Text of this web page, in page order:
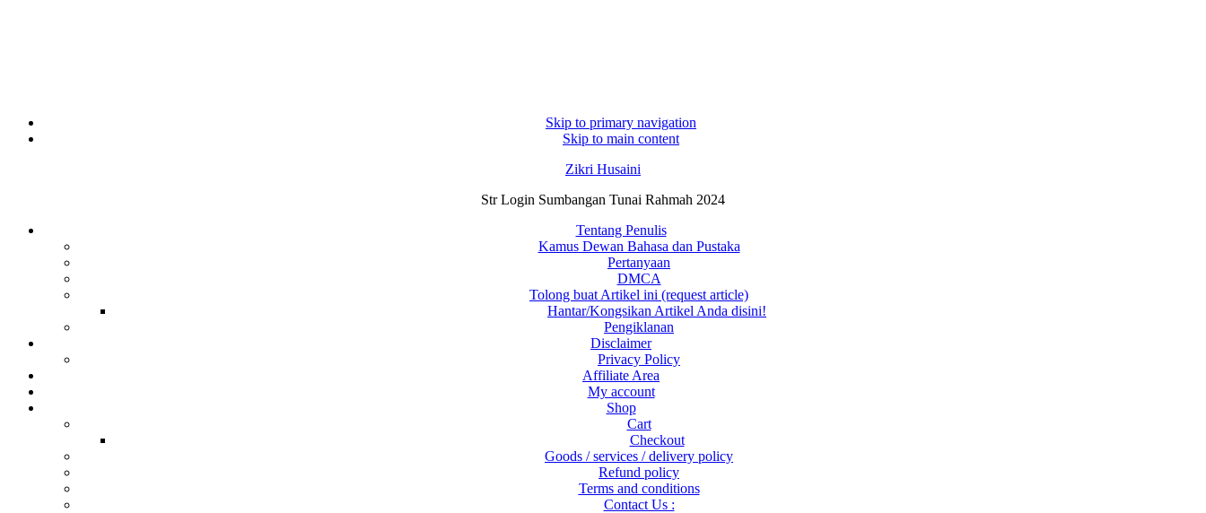
Skip to primary navigation
Skip to main content
Zikri Husaini
Str Login Sumbangan Tunai Rahmah 2024
Tentang Penulis
Kamus Dewan Bahasa dan Pustaka
Pertanyaan
DMCA
Tolong buat Artikel ini (request article)
Hantar/Kongsikan Artikel Anda disini!
Pengiklanan
Disclaimer
Privacy Policy
Affiliate Area
My account
Shop
Cart
Checkout
Goods / services / delivery policy
Refund policy
Terms and conditions
Contact Us :